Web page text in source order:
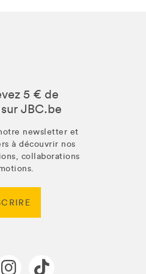
5 € de
JBC.be
newsletter et
à découvrir nos
collaborations